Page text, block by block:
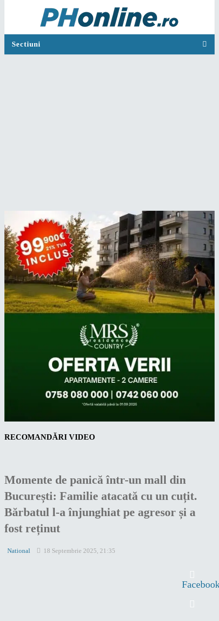
Sectiuni
RECOMANDĂRI VIDEO
Momente de panică într-un mall din
București: Familie atacată cu un cuțit.
Bărbatul l-a înjunghiat pe agresor și a
fost reținut
National 18 Septembrie 2025, 21:35